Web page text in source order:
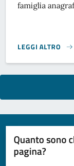
famiglia
LEGGI ALTRO
CAMBIO DI
Quanto sono
pagina?